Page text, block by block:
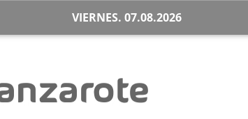
VIERNES. 07.08.2026